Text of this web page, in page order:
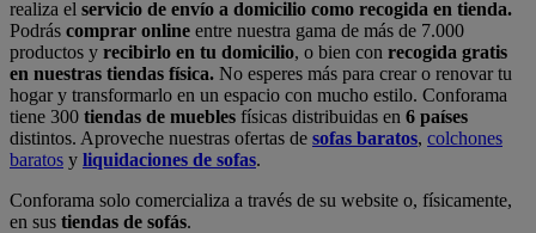
realiza el servicio de envío a domicilio como recogida en tienda.
Podrás comprar online entre nuestra gama de más de 7.000
productos y recibirlo en tu domicilio, o bien con recogida gratis
en nuestras tiendas física. No esperes más para crear o renovar tu
hogar y transformarlo en un espacio con mucho estilo. Conforama
tiene 300 tiendas de muebles físicas distribuidas en 6 países
distintos. Aproveche nuestras ofertas de sofas baratos, colchones
baratos y liquidaciones de sofas.
Conforama solo comercializa a través de su website o, físicamente,
en sus tiendas de sofás.